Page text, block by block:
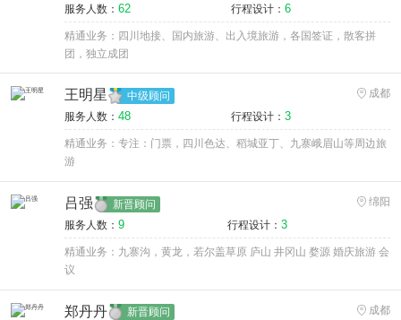
服务人数： 62 行程设计： 6
精通业务：四川地接、国内旅游、出入境旅游，各国签证，散客拼
团，独立成团
王明星 中级顾问
成都
服务人数： 48 行程设计： 3
精通业务：专注：门票，四川色达、稻城亚丁、九寨峨眉山等周边旅
游
吕强 新晋顾问
绵阳
服务人数： 9 行程设计： 3
精通业务：九寨沟，黄龙，若尔盖草原 庐山 井冈山 婺源 婚庆旅游 会
议
郑丹丹 新晋顾问
成都